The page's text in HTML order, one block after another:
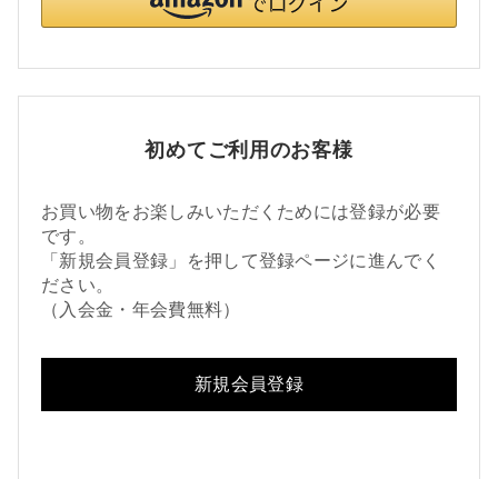
初めてご利用のお客様
お買い物をお楽しみいただくためには登録が必要
です。
「新規会員登録」を押して登録ページに進んでく
ださい。
（入会金・年会費無料）
新規会員登録